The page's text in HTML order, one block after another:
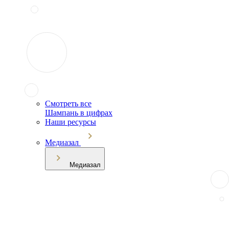
Смотреть все
Шампань в цифрах
Наши ресурсы
Медиазал
Медиазал